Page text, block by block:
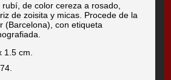
de color cereza a rosado,
de zoisita y micas. Procede de la
(Barcelona), con etiqueta
1.5 cm.